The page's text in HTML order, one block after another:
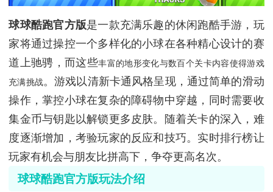
球球酷跑官方版是一款充满乐趣的休闲跑酷手游，玩
家将通过操控一个多样化的小球在各种精心设计的赛
道上驰骋，而这些丰富的地形变化与数百个关卡内容使得游戏
充满挑战。游戏以清新卡通风格呈现，通过简单的滑动
操作，掌控小球在复杂的障碍物中穿越，同时需要收
集金币与钥匙以解锁更多皮肤。随着关卡的深入，难
度逐渐增加，考验玩家的反应和技巧。实时排行榜让
玩家有机会与朋友比拼高下，争夺更高名次。
球球酷跑官方版玩法介绍